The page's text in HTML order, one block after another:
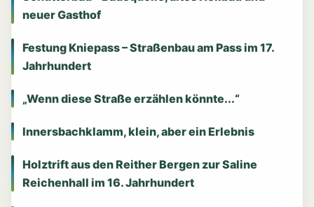
neuer Gasthof
Festung Kniepass – Straßenbau am Pass im 17.
Jahrhundert
„Wenn diese Straße erzählen könnte...“
Innersbachklamm, klein, aber ein Erlebnis
Holztrift aus den Reither Bergen zur Saline
Reichenhall im 16. Jahrhundert